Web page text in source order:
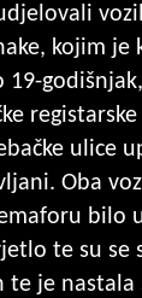
kojim je
19-
ulice
Oba
bilo
te su se
te je